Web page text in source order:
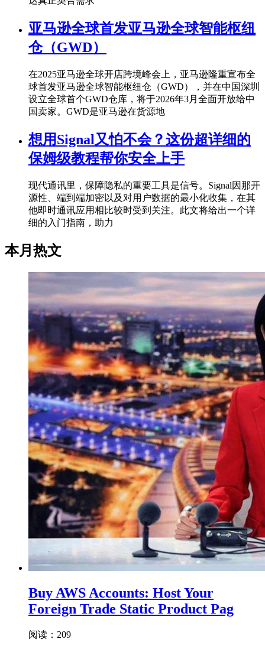
亚马逊全球首发亚马逊全球智能枢纽
仓（GWD）
在2025亚马逊全球开店跨境峰会上，亚马逊隆重宣布全
球首发亚马逊全球智能枢纽仓（GWD），并在中国深圳
设立全球首个GWD仓库，将于2026年3月全面开放给中
国卖家。GWD是亚马逊在货源地
想用Signal又怕不会？这份超详细的
保姆级教程帮你安全上手
现代通讯里，保障隐私的重要工具是信号。Signal因那开
源性、端到端加密以及对用户数据的最小化收集，在其
他即时通讯应用相比较时受到关注。此文将给出一个详
细的入门指南，助力
本月热文
Buy AWS Accounts: Host Your
Foreign Trade Static Product Pag
阅读：209